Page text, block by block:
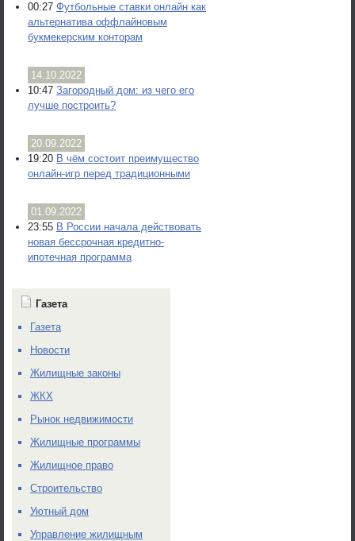
00:27 Футбольные ставки онлайн как
альтернатива оффлайновым
букмекерским конторам
14.10.2022
10:47 Загородный дом: из чего его
лучше построить?
20.09.2022
19:20 В чём состоит преимущество
онлайн-игр перед традиционными
01.09.2022
23:55 В России начала действовать
новая бессрочная кредитно-
ипотечная программа
Газета
Газета
Новости
Жилищные законы
ЖКХ
Рынок недвижимости
Жилищные программы
Жилищное право
Строительство
Уютный дом
Управление жилищным